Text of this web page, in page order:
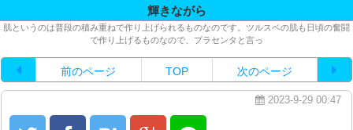
輝きながら
肌というのは普段の積み重ねで作り上げられるものなのです。ツルスベの肌も日頃の奮闘
で作り上げるものなので、プラセンタと言っ
前のページ TOP 次のページ
2023-9-29 00:47